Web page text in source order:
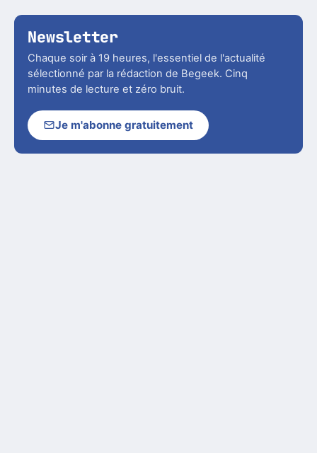
Newsletter
Chaque soir à 19 heures, l'essentiel de l'actualité
sélectionné par la rédaction de Begeek. Cinq
minutes de lecture et zéro bruit.
Je m'abonne gratuitement